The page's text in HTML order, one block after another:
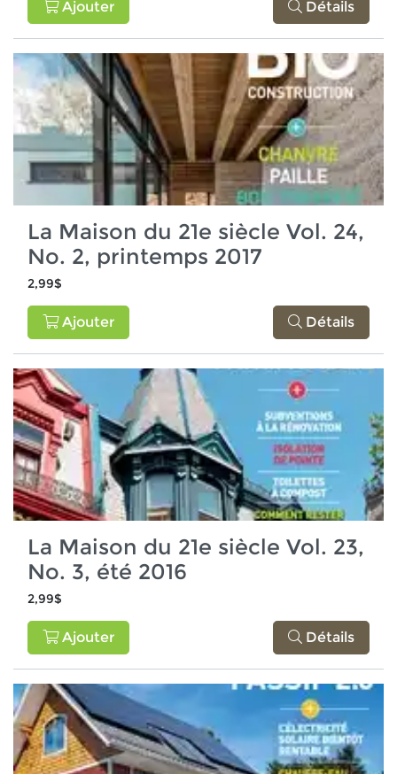
Ajouter Détails
La Maison du 21e siècle Vol. 24,
No. 2, printemps 2017
2,99$
Ajouter Détails
La Maison du 21e siècle Vol. 23,
No. 3, été 2016
2,99$
Ajouter Détails